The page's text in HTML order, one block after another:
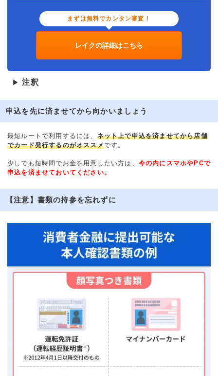
まずは無料でカンタン審査！
レイクの詳細はこちら
▶ 注釈
申込を先に済ませてから向かいましょう
最短ルートで利用するには、 ネット上で申込を済ませてから店舗
でカード発行するのがオススメです。
少しでも短時間でお金を用意したい方は、 今の内にスマホやPCで
申込を済ませておいてください。
【注意】書類の持参を忘れずに